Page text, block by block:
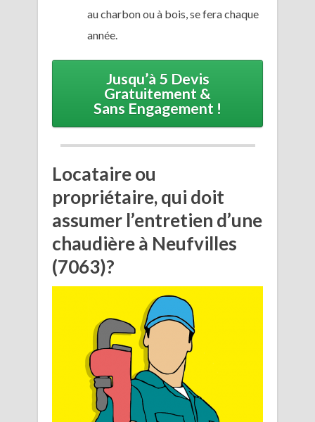
au charbon ou à bois, se fera chaque
année.
Jusqu’à 5 Devis
Gratuitement &
Sans Engagement !
Locataire ou
propriétaire, qui doit
assumer l’entretien d’une
chaudière à Neufvilles
(7063)?